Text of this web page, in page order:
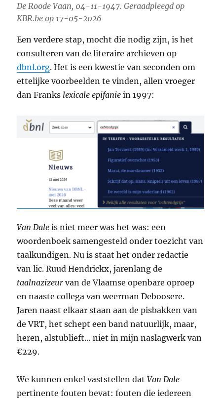
De Roode Vaan, 04-11-1947. Geraadpleegd op
KBR.be op 17-05-2026
Een verdere stap, mocht die nodig zijn, is het
consulteren van de literaire archieven op
dbnl.org. Het is een kwestie van seconden om
ettelijke voorbeelden te vinden, allen vroeger
dan Franks lexicale epifanie in 1997:
Van Dale is niet meer was het was: een
woordenboek samengesteld onder toezicht van
taalkundigen. Nu is staat het onder redactie
van lic. Ruud Hendrickx, jarenlang de
taalnazizeur van de Vlaamse openbare oproep
en naaste collega van weerman Deboosere.
Jaren naast elkaar staan aan de pisbakken van
de VRT, het schept een band natuurlijk, maar,
heren, alstublieft… niet in mijn naslagwerk van
€229.
We kunnen enkel vaststellen datVan Dale
pertinente fouten bevat: fouten die iedereen